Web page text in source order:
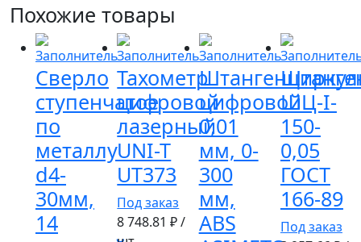
Похожие товары
Сверло
ступенчатое
по
металлу
d4-
30мм,
14
Тахометр
цифровой
лазерный
UNI-T
UT373
Под заказ
8 748.81₽ /
цифровой
0,01
мм, 0-
300
мм,
ABS
ШЦ-I-
150-
0,05
ГОСТ
166-89
Под заказ